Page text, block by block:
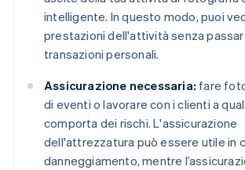
intelligente. In questo modo, puoi
prestazioni dell'attività senza
transazioni personali.
Assicurazione necessaria: fare
di eventi o lavorare con i clienti a
comporta dei rischi. L'assicurazione
dell'attrezzatura può essere utile in
danneggiamento, mentre